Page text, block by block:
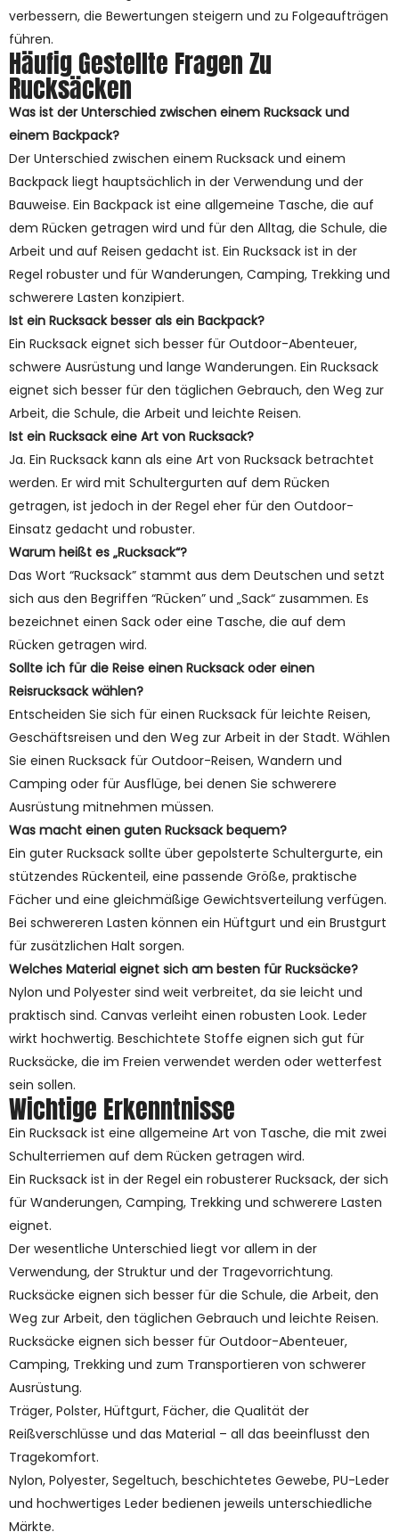
verbessern, die Bewertungen steigern und zu Folgeaufträgen
führen.
Häufig Gestellte Fragen Zu
Rucksäcken
Was ist der Unterschied zwischen einem Rucksack und
einem Backpack?
Der Unterschied zwischen einem Rucksack und einem
Backpack liegt hauptsächlich in der Verwendung und der
Bauweise. Ein Backpack ist eine allgemeine Tasche, die auf
dem Rücken getragen wird und für den Alltag, die Schule, die
Arbeit und auf Reisen gedacht ist. Ein Rucksack ist in der
Regel robuster und für Wanderungen, Camping, Trekking und
schwerere Lasten konzipiert.
Ist ein Rucksack besser als ein Backpack?
Ein Rucksack eignet sich besser für Outdoor-Abenteuer,
schwere Ausrüstung und lange Wanderungen. Ein Rucksack
eignet sich besser für den täglichen Gebrauch, den Weg zur
Arbeit, die Schule, die Arbeit und leichte Reisen.
Ist ein Rucksack eine Art von Rucksack?
Ja. Ein Rucksack kann als eine Art von Rucksack betrachtet
werden. Er wird mit Schultergurten auf dem Rücken
getragen, ist jedoch in der Regel eher für den Outdoor-
Einsatz gedacht und robuster.
Warum heißt es „Rucksack“?
Das Wort “Rucksack” stammt aus dem Deutschen und setzt
sich aus den Begriffen “Rücken” und „Sack“ zusammen. Es
bezeichnet einen Sack oder eine Tasche, die auf dem
Rücken getragen wird.
Sollte ich für die Reise einen Rucksack oder einen
Reisrucksack wählen?
Entscheiden Sie sich für einen Rucksack für leichte Reisen,
Geschäftsreisen und den Weg zur Arbeit in der Stadt. Wählen
Sie einen Rucksack für Outdoor-Reisen, Wandern und
Camping oder für Ausflüge, bei denen Sie schwerere
Ausrüstung mitnehmen müssen.
Was macht einen guten Rucksack bequem?
Ein guter Rucksack sollte über gepolsterte Schultergurte, ein
stützendes Rückenteil, eine passende Größe, praktische
Fächer und eine gleichmäßige Gewichtsverteilung verfügen.
Bei schwereren Lasten können ein Hüftgurt und ein Brustgurt
für zusätzlichen Halt sorgen.
Welches Material eignet sich am besten für Rucksäcke?
Nylon und Polyester sind weit verbreitet, da sie leicht und
praktisch sind. Canvas verleiht einen robusten Look. Leder
wirkt hochwertig. Beschichtete Stoffe eignen sich gut für
Rucksäcke, die im Freien verwendet werden oder wetterfest
sein sollen.
Wichtige Erkenntnisse
Ein Rucksack ist eine allgemeine Art von Tasche, die mit zwei
Schulterriemen auf dem Rücken getragen wird.
Ein Rucksack ist in der Regel ein robusterer Rucksack, der sich
für Wanderungen, Camping, Trekking und schwerere Lasten
eignet.
Der wesentliche Unterschied liegt vor allem in der
Verwendung, der Struktur und der Tragevorrichtung.
Rucksäcke eignen sich besser für die Schule, die Arbeit, den
Weg zur Arbeit, den täglichen Gebrauch und leichte Reisen.
Rucksäcke eignen sich besser für Outdoor-Abenteuer,
Camping, Trekking und zum Transportieren von schwerer
Ausrüstung.
Träger, Polster, Hüftgurt, Fächer, die Qualität der
Reißverschlüsse und das Material – all das beeinflusst den
Tragekomfort.
Nylon, Polyester, Segeltuch, beschichtetes Gewebe, PU-Leder
und hochwertiges Leder bedienen jeweils unterschiedliche
Märkte.